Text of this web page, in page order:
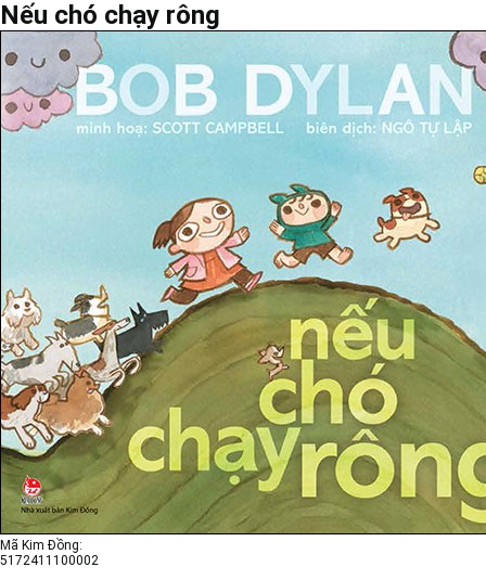
Nếu chó chạy rông
Mã Kim Đồng:
5172411100002